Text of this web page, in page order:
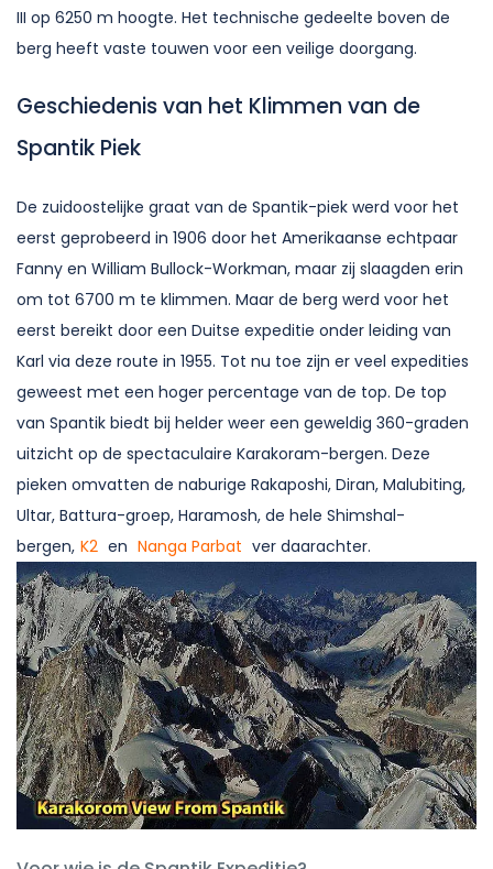
III op 6250 m hoogte. Het technische gedeelte boven de
berg heeft vaste touwen voor een veilige doorgang.
Geschiedenis van het Klimmen van de
Spantik Piek
De zuidoostelijke graat van de Spantik-piek werd voor het
eerst geprobeerd in 1906 door het Amerikaanse echtpaar
Fanny en William Bullock-Workman, maar zij slaagden erin
om tot 6700 m te klimmen. Maar de berg werd voor het
eerst bereikt door een Duitse expeditie onder leiding van
Karl via deze route in 1955. Tot nu toe zijn er veel expedities
geweest met een hoger percentage van de top. De top
van Spantik biedt bij helder weer een geweldig 360-graden
uitzicht op de spectaculaire Karakoram-bergen. Deze
pieken omvatten de naburige Rakaposhi, Diran, Malubiting,
Ultar, Battura-groep, Haramosh, de hele Shimshal-
bergen, K2 en Nanga Parbat ver daarachter.